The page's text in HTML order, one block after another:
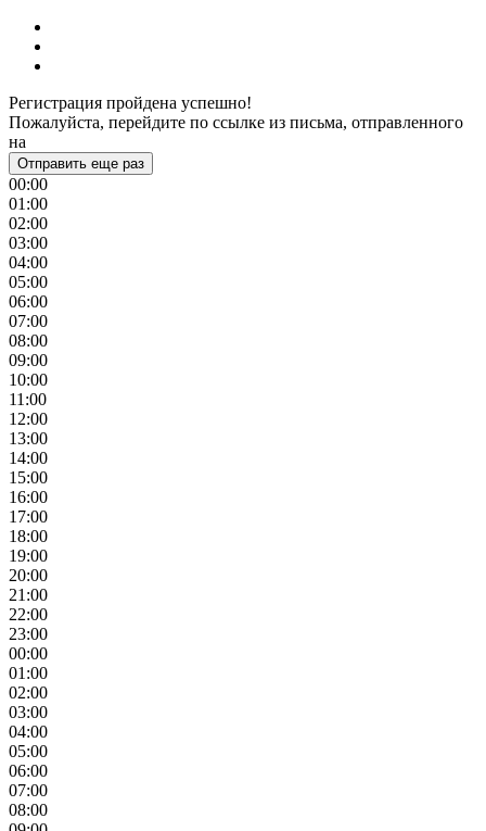
Регистрация пройдена успешно!
Пожалуйста, перейдите по ссылке из письма, отправленного
на
Отправить еще раз
00:00
01:00
02:00
03:00
04:00
05:00
06:00
07:00
08:00
09:00
10:00
11:00
12:00
13:00
14:00
15:00
16:00
17:00
18:00
19:00
20:00
21:00
22:00
23:00
00:00
01:00
02:00
03:00
04:00
05:00
06:00
07:00
08:00